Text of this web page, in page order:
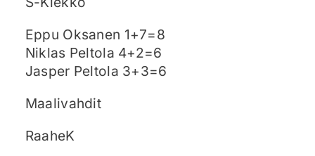
Eppu Oksanen 1+7=8
Niklas Peltola 4+2=6
Jasper Peltola 3+3=6
Maalivahdit
RaaheK